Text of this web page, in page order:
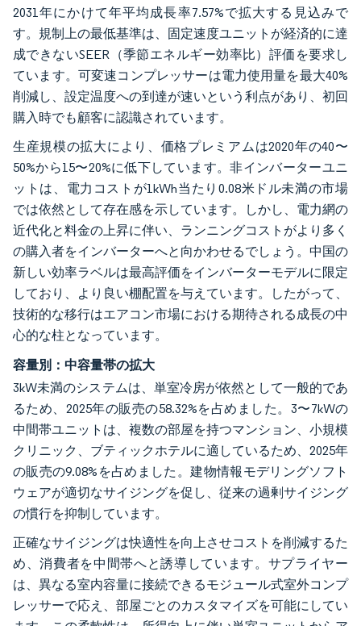
2031年にかけて年平均成長率7.57%で拡大する見込みで
す。規制上の最低基準は、固定速度ユニットが経済的に達
成できないSEER（季節エネルギー効率比）評価を要求し
ています。可変速コンプレッサーは電力使用量を最大40%
削減し、設定温度への到達が速いという利点があり、初回
購入時でも顧客に認識されています。
生産規模の拡大により、価格プレミアムは2020年の40〜
50%から15〜20%に低下しています。非インバーターユニ
ットは、電力コストが1kWh当たり0.08米ドル未満の市場
では依然として存在感を示しています。しかし、電力網の
近代化と料金の上昇に伴い、ランニングコストがより多く
の購入者をインバーターへと向かわせるでしょう。中国の
新しい効率ラベルは最高評価をインバーターモデルに限定
しており、より良い棚配置を与えています。したがって、
技術的な移行はエアコン市場における期待される成長の中
心的な柱となっています。
容量別：中容量帯の拡大
3kW未満のシステムは、単室冷房が依然として一般的であ
るため、2025年の販売の58.32%を占めました。3〜7kWの
中間帯ユニットは、複数の部屋を持つマンション、小規模
クリニック、ブティックホテルに適しているため、2025年
の販売の9.08%を占めました。建物情報モデリングソフト
ウェアが適切なサイジングを促し、従来の過剰サイジング
の慣行を抑制しています。
正確なサイジングは快適性を向上させコストを削減するた
め、消費者を中間帯へと誘導しています。サプライヤー
は、異なる室内容量に接続できるモジュール式室外コンプ
レッサーで応え、部屋ごとのカスタマイズを可能にしてい